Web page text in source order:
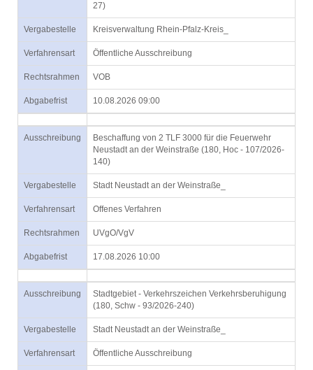
27)
Vergabestelle Kreisverwaltung Rhein-Pfalz-Kreis_
Verfahrensart Öffentliche Ausschreibung
Rechtsrahmen VOB
Abgabefrist 10.08.2026 09:00
Ausschreibung
Beschaffung von 2 TLF 3000 für die Feuerwehr
Neustadt an der Weinstraße (180, Hoc - 107/2026-
140)
Vergabestelle Stadt Neustadt an der Weinstraße_
Verfahrensart Offenes Verfahren
Rechtsrahmen UVgO/VgV
Abgabefrist 17.08.2026 10:00
Ausschreibung
Stadtgebiet - Verkehrszeichen Verkehrsberuhigung
(180, Schw - 93/2026-240)
Vergabestelle Stadt Neustadt an der Weinstraße_
Verfahrensart Öffentliche Ausschreibung